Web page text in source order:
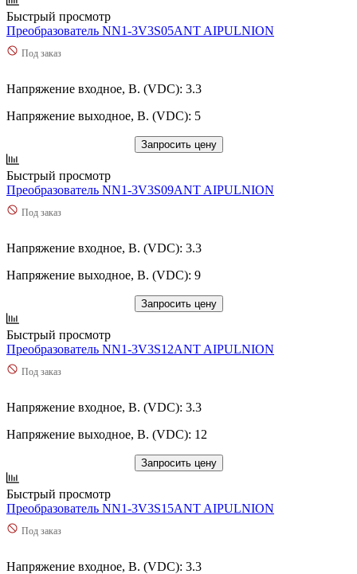
Быстрый просмотр
Преобразователь NN1-3V3S05ANT AIPULNION
Под заказ
Напряжение входное, В. (VDC): 3.3
Напряжение выходное, В. (VDC): 5
Запросить цену
Быстрый просмотр
Преобразователь NN1-3V3S09ANT AIPULNION
Под заказ
Напряжение входное, В. (VDC): 3.3
Напряжение выходное, В. (VDC): 9
Запросить цену
Быстрый просмотр
Преобразователь NN1-3V3S12ANT AIPULNION
Под заказ
Напряжение входное, В. (VDC): 3.3
Напряжение выходное, В. (VDC): 12
Запросить цену
Быстрый просмотр
Преобразователь NN1-3V3S15ANT AIPULNION
Под заказ
Напряжение входное, В. (VDC): 3.3